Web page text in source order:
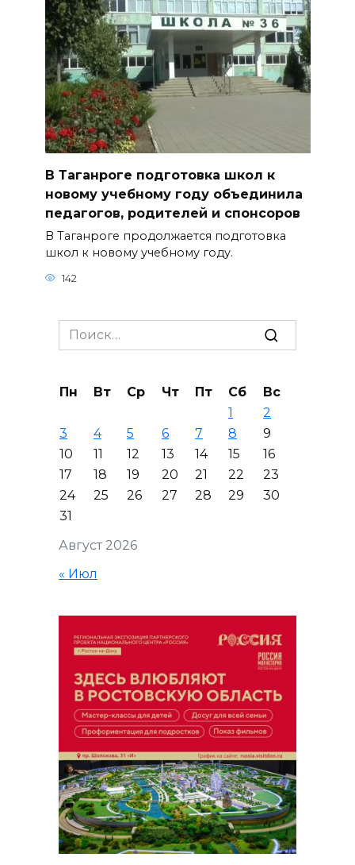
В Таганроге подготовка школ к
новому учебному году объединила
педагогов, родителей и спонсоров
В Таганроге продолжается подготовка
школ к новому учебному году.
142
Search
for:
Август 2026
Пн Вт Ср Чт Пт Сб
Вс
1
2
3
4 5 6 7 8
9
10
11 12 13 14 15
16
17
18 19 20 21 22
23
24
25 26 27 28 29
30
31
« Июл